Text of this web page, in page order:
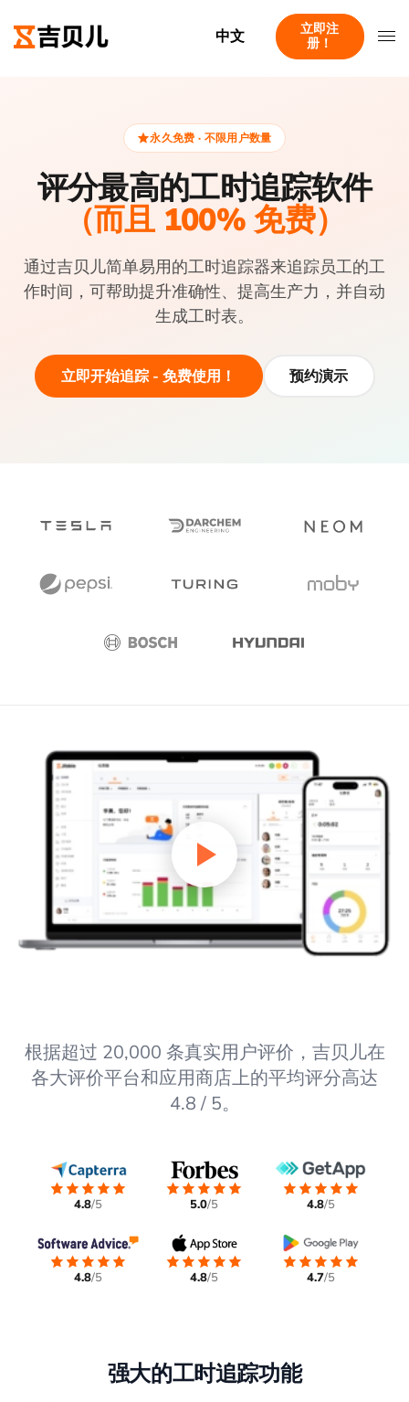
中文
立即注
册！
永久免费 · 不限用户数量
评分最高的工时追踪软件
（而且 100% 免费）
通过吉贝儿简单易用的工时追踪器来追踪员工的工
作时间，可帮助提升准确性、提高生产力，并自动
生成工时表。
立即开始追踪 - 免费使用！ 预约演示
根据超过 20,000 条真实用户评价，吉贝儿在
各大评价平台和应用商店上的平均评分高达
4.8 / 5。
4.8/5 5.0/5 4.8/5
4.8/5 4.8/5 4.7/5
强大的工时追踪功能